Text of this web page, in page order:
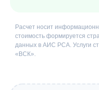
Расчет носит
стоимость формируется
данных в АИС РСА. Услуги
«ВСК».